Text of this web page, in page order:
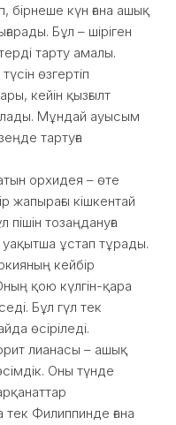
бірнеше күн ғана ашық
Бұл – шіріген
тарту амалы.
өзгертіп
кейін қызғылт
Мұндай ауысым
тартуға
орхидея – өте
жапырағы кішкентай
тозаңдануға
уақытша ұстап тұрады.
кейбір
қою күлгін-қара
Бұл гүл тек
өсіріледі.
лианасы – ашық
Оны түнде
тек Филиппинде ғана